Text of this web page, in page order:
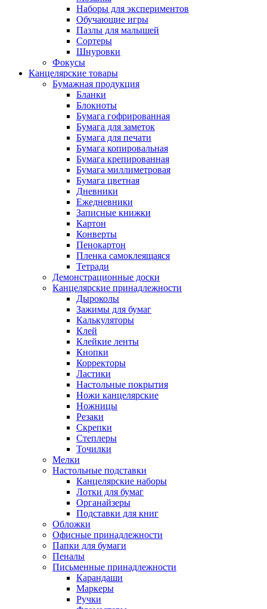
Наборы для экспериментов
Обучающие игры
Пазлы для малышей
Сортеры
Шнуровки
Фокусы
Канцелярские товары
Бумажная продукция
Бланки
Блокноты
Бумага гофрированная
Бумага для заметок
Бумага для печати
Бумага копировальная
Бумага крепированная
Бумага миллиметровая
Бумага цветная
Дневники
Ежедневники
Записные книжки
Картон
Конверты
Пенокартон
Пленка самоклеящаяся
Тетради
Демонстрационные доски
Канцелярские принадлежности
Дыроколы
Зажимы для бумаг
Калькуляторы
Клей
Клейкие ленты
Кнопки
Корректоры
Ластики
Настольные покрытия
Ножи канцелярские
Ножницы
Резаки
Скрепки
Степлеры
Точилки
Мелки
Настольные подставки
Канцелярские наборы
Лотки для бумаг
Органайзеры
Подставки для книг
Обложки
Офисные принадлежности
Папки для бумаги
Пеналы
Письменные принадлежности
Карандаши
Маркеры
Ручки